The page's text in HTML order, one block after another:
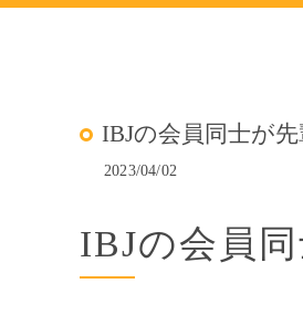
IBJの会員同士が
2023/04/02
IBJの会員